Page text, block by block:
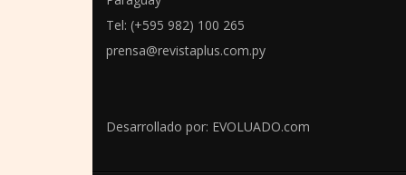
Tel: (+595 982) 100 265
prensa@revistaplus.com.py
Desarrollado por: EVOLUADO.com